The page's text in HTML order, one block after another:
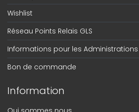
Wishlist
Réseau Points Relais GLS
Informations pour les Administrations
Bon de commande
Information